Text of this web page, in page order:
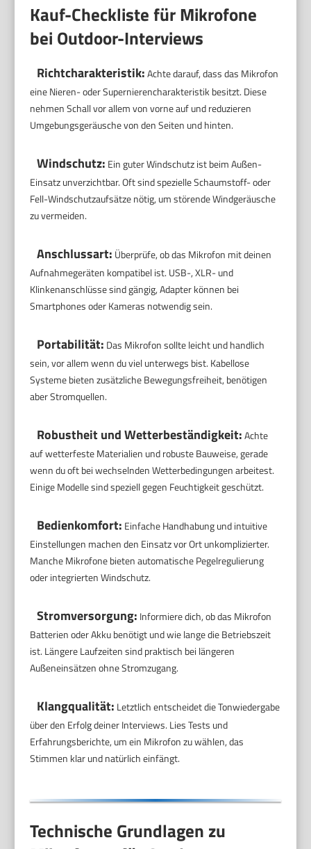
Kauf-Checkliste für Mikrofone
bei Outdoor-Interviews
Richtcharakteristik:Achte darauf, dass das Mikrofon
eine Nieren- oder Supernierencharakteristik besitzt. Diese
nehmen Schall vor allem von vorne auf und reduzieren
Umgebungsgeräusche von den Seiten und hinten.
Windschutz: Ein guter Windschutz ist beim Außen-
Einsatz unverzichtbar. Oft sind spezielle Schaumstoff- oder
Fell-Windschutzaufsätze nötig, um störende Windgeräusche
zu vermeiden.
Anschlussart: Überprüfe, ob das Mikrofon mit deinen
Aufnahmegeräten kompatibel ist. USB-, XLR- und
Klinkenanschlüsse sind gängig, Adapter können bei
Smartphones oder Kameras notwendig sein.
Portabilität: Das Mikrofon sollte leicht und handlich
sein, vor allem wenn du viel unterwegs bist. Kabellose
Systeme bieten zusätzliche Bewegungsfreiheit, benötigen
aber Stromquellen.
Robustheit und Wetterbeständigkeit:Achte
auf wetterfeste Materialien und robuste Bauweise, gerade
wenn du oft bei wechselnden Wetterbedingungen arbeitest.
Einige Modelle sind speziell gegen Feuchtigkeit geschützt.
Bedienkomfort: Einfache Handhabung und intuitive
Einstellungen machen den Einsatz vor Ort unkomplizierter.
Manche Mikrofone bieten automatische Pegelregulierung
oder integrierten Windschutz.
Stromversorgung: Informiere dich, ob das Mikrofon
Batterien oder Akku benötigt und wie lange die Betriebszeit
ist. Längere Laufzeiten sind praktisch bei längeren
Außeneinsätzen ohne Stromzugang.
Klangqualität: Letztlich entscheidet die Tonwiedergabe
über den Erfolg deiner Interviews. Lies Tests und
Erfahrungsberichte, um ein Mikrofon zu wählen, das
Stimmen klar und natürlich einfängt.
Technische Grundlagen zu